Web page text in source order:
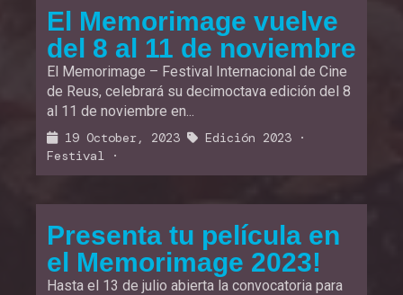
El Memorimage vuelve
del 8 al 11 de noviembre
El Memorimage – Festival Internacional de Cine
de Reus, celebrará su decimoctava edición del 8
al 11 de noviembre en...
19 October, 2023 Edición 2023 ·
Festival ·
Presenta tu película en
el Memorimage 2023!
Hasta el 13 de julio abierta la convocatoria para